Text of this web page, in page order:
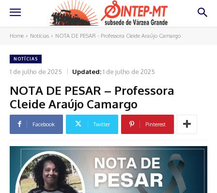
Home Notícias NOTA DE PESAR - Professora Cleide Araújo Camargo
NOTÍCIAS
1 de julho de 2025 Updated:1 de julho de 2025
NOTA DE PESAR – Professora
Cleide Araújo Camargo
Facebook Twitter Pinterest